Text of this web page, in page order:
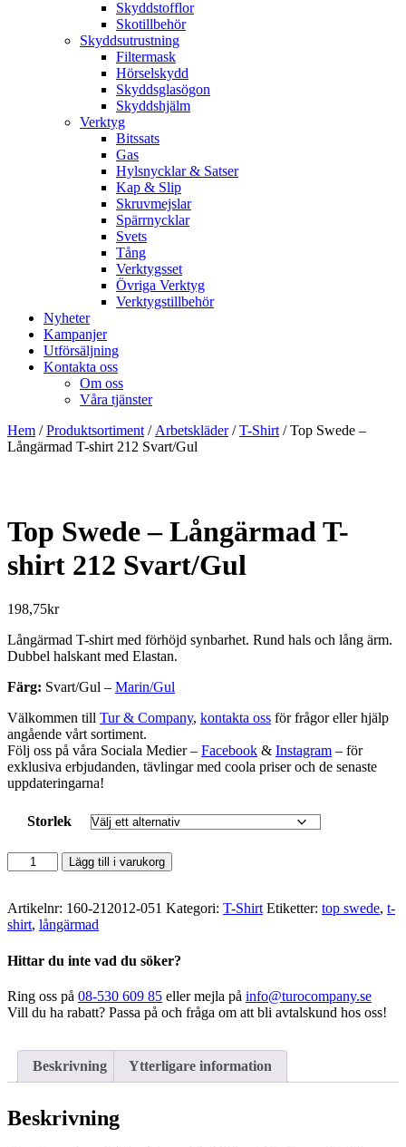
Skyddstofflor
Skotillbehör
Skyddsutrustning
Filtermask
Hörselskydd
Skyddsglasögon
Skyddshjälm
Verktyg
Bitssats
Gas
Hylsnycklar & Satser
Kap & Slip
Skruvmejslar
Spärrnycklar
Svets
Tång
Verktygsset
Övriga Verktyg
Verktygstillbehör
Nyheter
Kampanjer
Utförsäljning
Kontakta oss
Om oss
Våra tjänster
Hem /Produktsortiment / Arbetskläder/T-Shirt / Top Swede –
Långärmad T-shirt 212 Svart/Gul
Top Swede – Långärmad T-
shirt 212 Svart/Gul
198,75kr
Långärmad T-shirt med förhöjd synbarhet. Rund hals och lång ärm.
Dubbel halskant med Elastan.
Färg: Svart/Gul – Marin/Gul
Välkommen till Tur & Company, kontakta oss för frågor eller hjälp
angående vårt sortiment.
Följ oss på våra Sociala Medier – Facebook & Instagram – för
exklusiva erbjudanden, tävlingar med coola priser och de senaste
uppdateringarna!
Storlek
Swede
Långärmad
T-
212
mängd
Lägg till i varukorg
Artikelnr: 160-212012-051 Kategori: T-Shirt Etiketter: top swede, t-
shirt, långärmad
Hittar du inte vad du söker?
Ring oss på 08-530 609 85 eller mejla på info@turocompany.se
Vill du ha rabatt? Passa på och fråga om att bli avtalskund hos oss!
Beskrivning Ytterligare information
Beskrivning